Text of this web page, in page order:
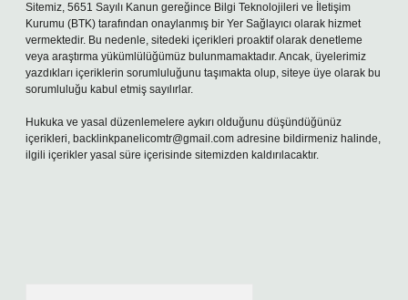
Sitemiz, 5651 Sayılı Kanun gereğince Bilgi Teknolojileri ve İletişim
Kurumu (BTK) tarafından onaylanmış bir Yer Sağlayıcı olarak hizmet
vermektedir. Bu nedenle, sitedeki içerikleri proaktif olarak denetleme
veya araştırma yükümlülüğümüz bulunmamaktadır. Ancak, üyelerimiz
yazdıkları içeriklerin sorumluluğunu taşımakta olup, siteye üye olarak bu
sorumluluğu kabul etmiş sayılırlar.
Hukuka ve yasal düzenlemelere aykırı olduğunu düşündüğünüz
içerikleri, backlinkpanelicomtr@gmail.com adresine bildirmeniz halinde,
ilgili içerikler yasal süre içerisinde sitemizden kaldırılacaktır.